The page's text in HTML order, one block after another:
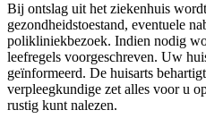
Bij ontslag uit het ziekenhuis
gezondheidstoestand, eventuele
polikliniekbezoek. Indien nodig
leefregels voorgeschreven. Uw
geïnformeerd. De huisarts
verpleegkundige zet alles voor u
rustig kunt nalezen.